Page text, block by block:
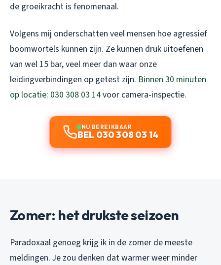
de groeikracht is fenomenaal.
Volgens mij onderschatten veel mensen hoe agressief
boomwortels kunnen zijn. Ze kunnen druk uitoefenen
van wel 15 bar, veel meer dan waar onze
leidingverbindingen op getest zijn. Binnen 30 minuten
op locatie: 030 308 03 14voor camera-inspectie.
NU BEREIKBAAR
BEL 030 308 03 14
Zomer: het drukste seizoen
Paradoxaal genoeg krijg ik in de zomer de meeste
meldingen. Je zou denken dat warmer weer minder